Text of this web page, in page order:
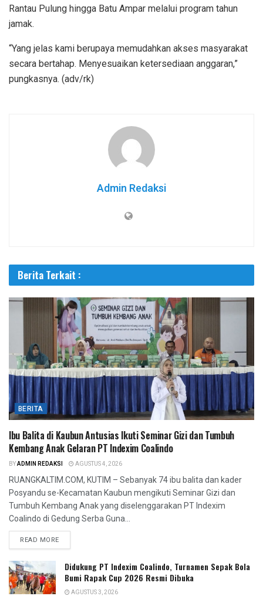
Rantau Pulung hingga Batu Ampar melalui program tahun
jamak.
“Yang jelas kami berupaya memudahkan akses masyarakat
secara bertahap. Menyesuaikan ketersediaan anggaran,”
pungkasnya. (adv/rk)
Admin Redaksi
Berita Terkait :
BERITA
Ibu Balita di Kaubun Antusias Ikuti Seminar Gizi dan Tumbuh
Kembang Anak Gelaran PT Indexim Coalindo
BYADMIN REDAKSI AGUSTUS 4, 2026
RUANGKALTIM.COM, KUTIM – Sebanyak 74 ibu balita dan kader
Posyandu se-Kecamatan Kaubun mengikuti Seminar Gizi dan
Tumbuh Kembang Anak yang diselenggarakan PT Indexim
Coalindo di Gedung Serba Guna...
READ MORE
Didukung PT Indexim Coalindo, Turnamen Sepak Bola
Bumi Rapak Cup 2026 Resmi Dibuka
AGUSTUS 3, 2026